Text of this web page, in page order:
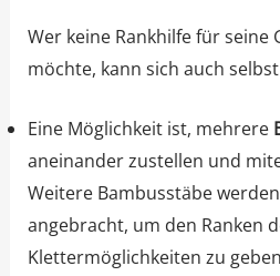
Wer keine Rankhilfe für seine
möchte, kann sich auch
Eine Möglichkeit ist, mehrere
aneinander zustellen und
Weitere Bambusstäbe
angebracht, um den Ranken
Klettermöglichkeiten zu